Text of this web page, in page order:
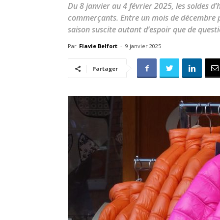
Du 8 janvier au 4 février 2025, les soldes
commerçants. Entre un mois de
saison suscite autant d’espoir que de
Par Flavie Belfort - 9 janvier 2025
Partager